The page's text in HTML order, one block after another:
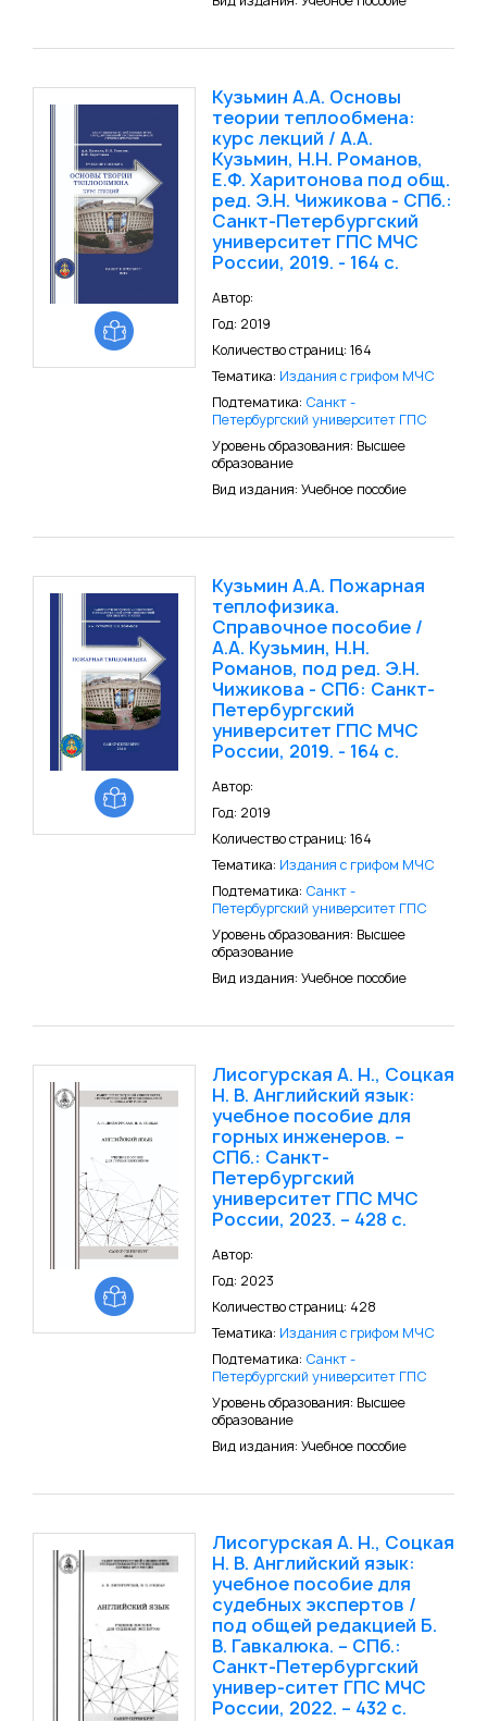
Кузьмин А.А. Основы
теории теплообмена:
курс лекций / А.А.
Кузьмин, Н.Н. Романов,
Е.Ф. Харитонова под общ.
ред. Э.Н. Чижикова - СПб.:
Санкт-Петербургский
университет ГПС МЧС
России, 2019. - 164 с.
Автор:
Год: 2019
Количество страниц: 164
Тематика: Издания с грифом МЧС
Подтематика: Санкт -
Петербургский университет ГПС
Уровень образования: Высшее
образование
Вид издания: Учебное пособие
Кузьмин А.А. Пожарная
теплофизика.
Справочное пособие /
А.А. Кузьмин, Н.Н.
Романов, под ред. Э.Н.
Чижикова - СПб: Санкт-
Петербургский
университет ГПС МЧС
России, 2019. - 164 с.
Автор:
Год: 2019
Количество страниц: 164
Тематика: Издания с грифом МЧС
Подтематика: Санкт -
Петербургский университет ГПС
Уровень образования: Высшее
образование
Вид издания: Учебное пособие
Лисогурская А. Н., Соцкая
Н. В. Английский язык:
учебное пособие для
горных инженеров. –
СПб.: Санкт-
Петербургский
университет ГПС МЧС
России, 2023. – 428 с.
Автор:
Год: 2023
Количество страниц: 428
Тематика: Издания с грифом МЧС
Подтематика: Санкт -
Петербургский университет ГПС
Уровень образования: Высшее
образование
Вид издания: Учебное пособие
Лисогурская А. Н., Соцкая
Н. В. Английский язык:
учебное пособие для
судебных экспертов /
под общей редакцией Б.
В. Гавкалюка. – СПб.:
Санкт-Петербургский
универ-ситет ГПС МЧС
России, 2022. – 432 с.